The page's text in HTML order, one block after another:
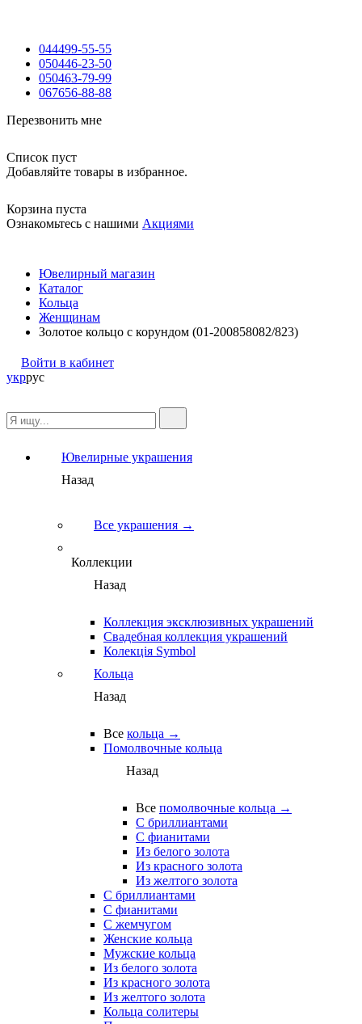
044499-55-55
050446-23-50
050463-79-99
067656-88-88
Перезвонить мне
Список пуст
Добавляйте товары в избранное.
Корзина пуста
Ознакомьтесь с нашими Акциями
Ювелирный магазин
Каталог
Кольца
Женщинам
Золотое кольцо с корундом (01-200858082/823)
Войти в кабинет
укррус
Ювелирные украшения
Назад
Все украшения →
Коллекции
Назад
Коллекция эксклюзивных украшений
Свадебная коллекция украшений
Колекція Symbol
Кольца
Назад
Все кольца →
Помолвочные кольца
Назад
Все помолвочные кольца →
С бриллиантами
С фианитами
Из белого золота
Из красного золота
Из желтого золота
С бриллиантами
С фианитами
С жемчугом
Женские кольца
Мужские кольца
Из белого золота
Из красного золота
Из желтого золота
Кольца солитеры